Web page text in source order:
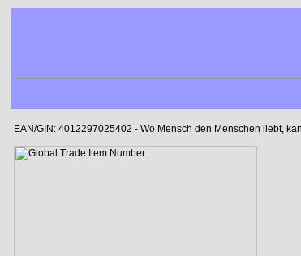
EAN/GIN: 4012297025402 - Wo Mensch den Menschen liebt,